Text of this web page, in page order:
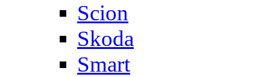
Scion
Skoda
Smart